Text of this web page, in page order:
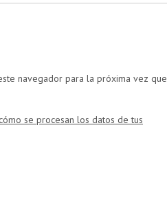
navegador para la próxima vez que
se procesan los datos de tus